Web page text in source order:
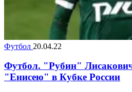
Футбол 20.04.22
Футбол. "Рубин"
"Енисею" в Кубке России